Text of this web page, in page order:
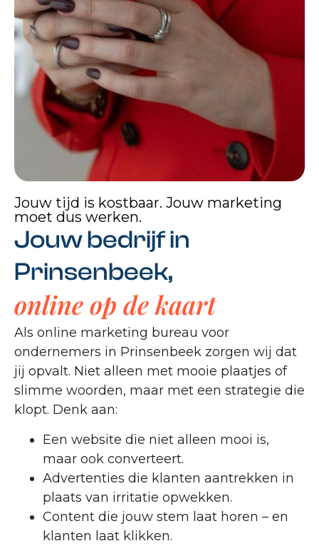
Jouw tijd is kostbaar. Jouw marketing
moet dus werken.
Jouw bedrijf in
Prinsenbeek,
online op de kaart
Als online marketing bureau voor
ondernemers in Prinsenbeek zorgen wij dat
jij opvalt. Niet alleen met mooie plaatjes of
slimme woorden, maar met een strategie die
klopt. Denk aan:
Een website die niet alleen mooi is,
maar ook converteert.
Advertenties die klanten aantrekken in
plaats van irritatie opwekken.
Content die jouw stem laat horen – en
klanten laat klikken.